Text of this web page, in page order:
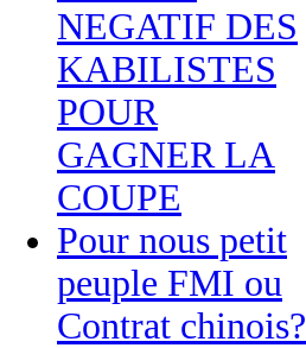
NEGATIF DES
KABILISTES
POUR
GAGNER LA
COUPE
Pour nous petit
peuple FMI ou
Contrat chinois?